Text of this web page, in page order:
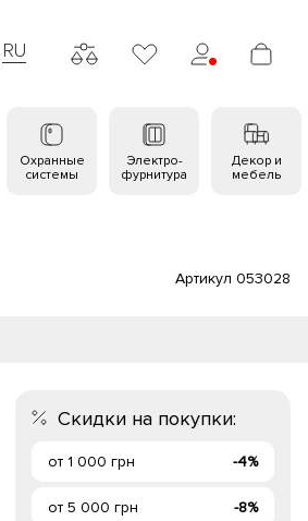
RU
Охранные
системы
Электро-
фурнитура
Декор и
мебель
Артикул 053028
Скидки на покупки:
от 1 000 грн -4%
от 5 000 грн -8%